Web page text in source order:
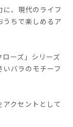
、現代のライフ
ちで楽しめるア
ーズ」シリーズ
バラのモチーフ
クセントとして